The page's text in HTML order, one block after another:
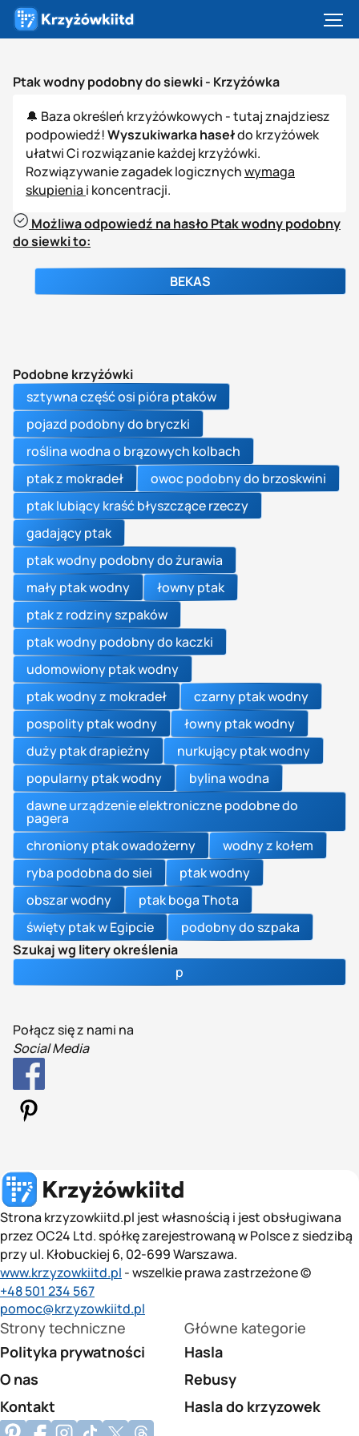
Ptak wodny podobny do siewki - Krzyżówka
🔔 Baza określeń krzyżówkowych - tutaj znajdziesz
podpowiedź!Wyszukiwarka hasełdo krzyżówek
ułatwi Ci rozwiązanie każdej krzyżówki.
Rozwiązywanie zagadek logicznychwymaga
skupienia i koncentracji.
Możliwa odpowiedź na hasło Ptak wodny podobny
do siewki to:
BEKAS
Podobne krzyżówki
sztywna część osi pióra ptaków
pojazd podobny do bryczki
roślina wodna o brązowych kolbach
ptak z mokradeł
owoc podobny do brzoskwini
ptak lubiący kraść błyszczące rzeczy
gadający ptak
ptak wodny podobny do żurawia
mały ptak wodny
łowny ptak
ptak z rodziny szpaków
ptak wodny podobny do kaczki
udomowiony ptak wodny
ptak wodny z mokradeł
czarny ptak wodny
pospolity ptak wodny
łowny ptak wodny
duży ptak drapieżny
nurkujący ptak wodny
popularny ptak wodny
bylina wodna
dawne urządzenie elektroniczne podobne do
pagera
chroniony ptak owadożerny
wodny z kołem
ryba podobna do siei
ptak wodny
obszar wodny
ptak boga Thota
święty ptak w Egipcie
podobny do szpaka
Szukaj wg litery określenia
p
Połącz się z nami na
Social Media
Strona krzyzowkiitd.pl jest własnością i jest obsługiwana
przez OC24 Ltd. spółkę zarejestrowaną w Polsce z siedzibą
przy ul. Kłobuckiej 6, 02-699 Warszawa.
www.krzyzowkiitd.pl - wszelkie prawa zastrzeżone ©
+48 501 234 567
pomoc@krzyzowkiitd.pl
Strony techniczne
Polityka prywatności
O nas
Kontakt
Główne kategorie
Hasla
Rebusy
Hasla do krzyzowek